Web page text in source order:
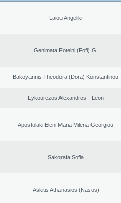
Laiou Angeliki
Genimata Foteini (Fofi) G.
Bakoyannis Theodora (Dora) Konstantinou
Lykourezos Alexandros - Leon
Apostolaki Eleni Maria Milena Georgiou
Sakorafa Sofia
Askitis Athanasios (Nasos)